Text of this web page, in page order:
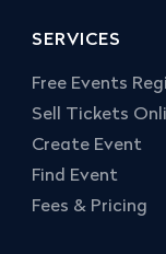
SERVICES
Free Events
Sell Tickets
Create Event
Find Event
Fees & Pricing